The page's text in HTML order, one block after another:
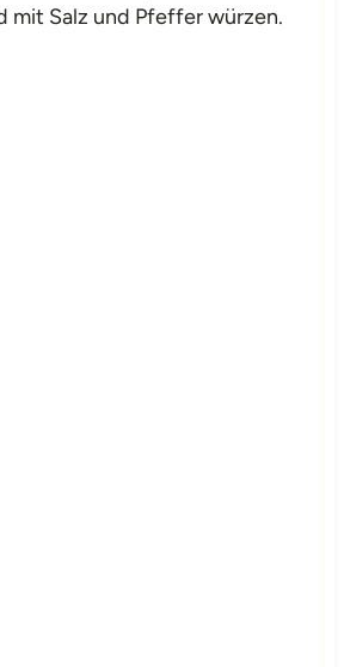
mit Salz und Pfeffer würzen.